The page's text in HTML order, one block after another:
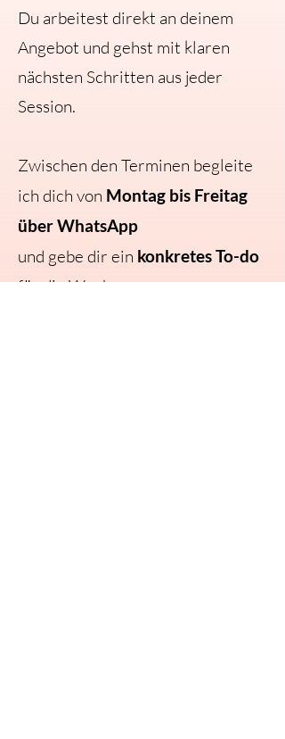
Du arbeitest direkt an deinem
Angebot und gehst mit klaren
nächsten Schritten aus jeder
Session.
Zwischen den Terminen begleite
ich dich von Montag bis Freitag
über WhatsApp
und gebe dir ein konkretes To-do
für die Woche.